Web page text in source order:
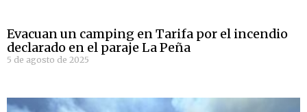
Evacuan un camping en Tarifa por el incendio
declarado en el paraje La Peña
5 de agosto de 2025